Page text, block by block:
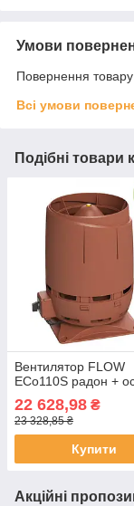
Умови
Повернення
Всі умови
Подібні товари
Вентилятор FLOW
ECo110S радон +
22 628,98 ₴
23 328,85 ₴
Купити
Акційні